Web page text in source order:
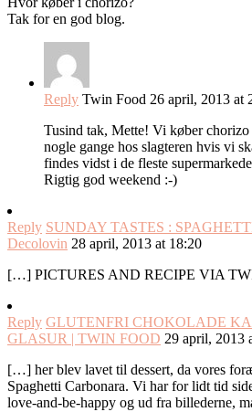
Tak for en god blog.
Reply Twin Food 26 april, 2013 at
Tusind tak, Mette! Vi køber chorizo
nogle gange hos slagteren hvis vi
findes vidst i de fleste
Rigtig god weekend :-)
Reply SUNDAY TASTES :
Decolovin 28 april, 2013 at 18:20
[…] PICTURES AND RECIPE VIA
Reply GLUTENFRI CHOKOLADE
GLASUR | TWIN FOOD 29 april, 2013
[…] her blev lavet til dessert, da vores
Spaghetti Carbonara. Vi har for lidt tid
love-and-be-happy og ud fra billederne,